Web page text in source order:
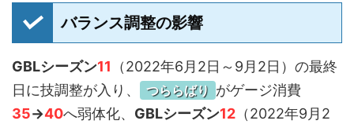
バランス調整の影響
GBLシーズン11 （2022年6月2日～9月2日）の最終
日に技調整が入り、
つららばり がゲージ消費
35→40へ弱体化、 GBLシーズン12 （2022年9月2